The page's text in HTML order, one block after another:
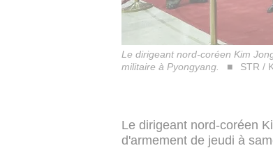
Le dirigeant nord-coréen Kim
militaire à Pyongyang.
STR /
Le dirigeant nord-coréen
d'armement de jeudi à